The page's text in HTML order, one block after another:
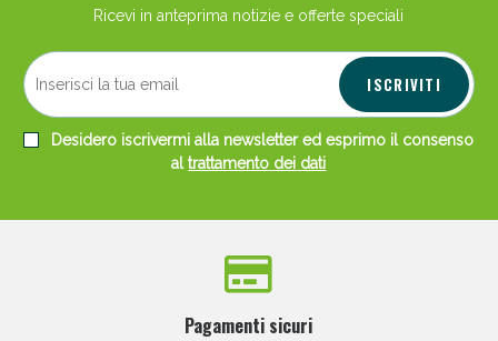
Ricevi in anteprima notizie e offerte speciali
ISCRIVITI
Desidero iscrivermi alla newsletter ed esprimo il consenso
altrattamento dei dati
Pagamenti sicuri